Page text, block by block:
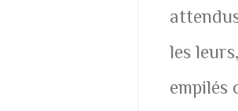
les
empilés